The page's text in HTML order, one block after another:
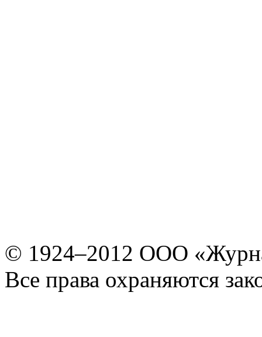
© 1924–2012 ООО
Все права охраняются